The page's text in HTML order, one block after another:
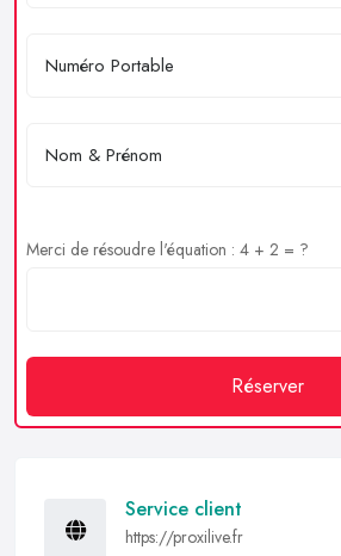
Merci de résoudre l'équation : 4 + 2 = ?
Réserver
Service client
https://proxilive.fr